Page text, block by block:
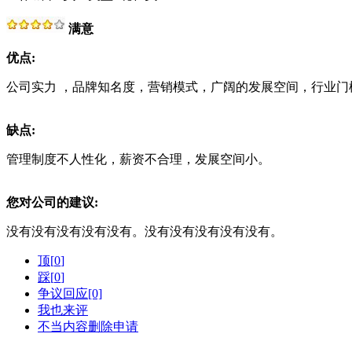
满意
优点:
公司实力 ，品牌知名度，营销模式，广阔的发展空间，行业门
缺点:
管理制度不人性化，薪资不合理，发展空间小。
您对公司的建议:
没有没有没有没有没有。没有没有没有没有没有。
顶[0]
踩[0]
争议回应[0]
我也来评
不当内容删除申请